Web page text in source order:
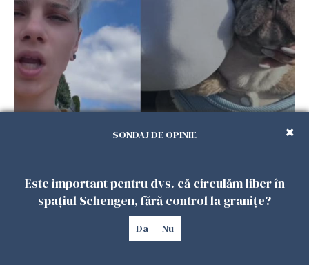
Ce a pățit o româncă în timp ce își plimba
25 IULIE 2026
SONDAJ DE OPINIE
Este important pentru dvs. că circulăm liber în
spațiul Schengen, fără control la granițe?
Da Nu